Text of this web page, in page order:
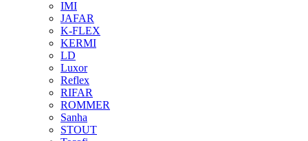
IMI
JAFAR
K-FLEX
KERMI
LD
Luxor
Reflex
RIFAR
ROMMER
Sanha
STOUT